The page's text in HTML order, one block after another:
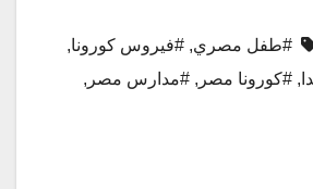
#طفل مصري, #فيروس كورونا,
, #كورونا مصر , #مدارس مصر ,